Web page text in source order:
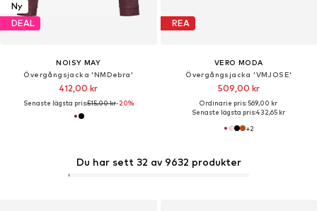
Ny
DEAL
NOISY MAY
Övergångsjacka 'NMDebra'
412,00 kr
Senaste lägsta pris:515,00 kr-20%
REA
VERO MODA
Övergångsjacka 'VMJOSE'
509,00 kr
Ordinarie pris: 569,00 kr
Senaste lägsta pris:432,65 kr
+2
Du har sett 32 av 9632 produkter